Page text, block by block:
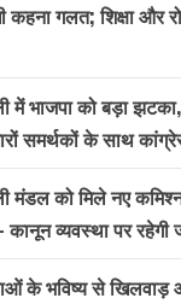
कहना गलत; शिक्षा और
में भाजपा को बड़ा
समर्थकों के साथ
मंडल को मिले नए
कानून व्यवस्था पर रहेगी
के भविष्य से खिलवाड़